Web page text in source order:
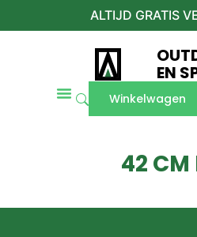
ALTIJD GRATIS
EN
Winkelwagen
42 CM